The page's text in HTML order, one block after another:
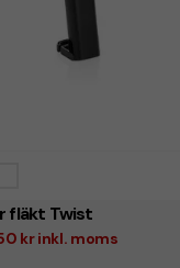
fläkt Twist
kr inkl. moms